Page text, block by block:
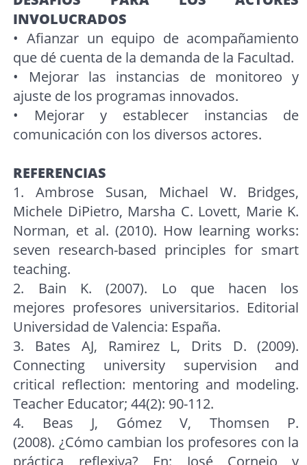
INVOLUCRADOS
• Afianzar un equipo de acompañamiento
que dé cuenta de la demanda de la Facultad.
• Mejorar las instancias de monitoreo y
ajuste de los programas innovados.
• Mejorar y establecer instancias de
comunicación con los diversos actores.
REFERENCIAS
1. Ambrose Susan, Michael W. Bridges,
Michele DiPietro, Marsha C. Lovett, Marie K.
Norman, et al. (2010). How learning works:
seven research-based principles for smart
teaching.
2. Bain K. (2007). Lo que hacen los
mejores profesores universitarios. Editorial
Universidad de Valencia: España.
3. Bates AJ, Ramirez L, Drits D. (2009).
Connecting university supervision and
critical reflection: mentoring and modeling.
Teacher Educator; 44(2): 90-112.
4. Beas J, Gómez V, Thomsen P.
(2008). ¿Cómo cambian los profesores con la